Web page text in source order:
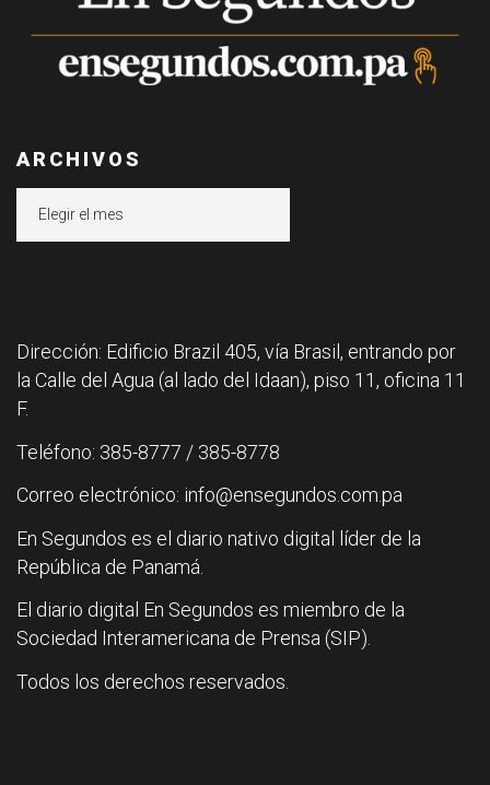
ARCHIVOS
Dirección: Edificio Brazil 405, vía Brasil, entrando por
la Calle del Agua (al lado del Idaan), piso 11, oficina 11
F.
Teléfono: 385-8777 / 385-8778
Correo electrónico: info@ensegundos.com.pa
En Segundos es el diario nativo digital líder de la
República de Panamá.
El diario digital En Segundos es miembro de la
Sociedad Interamericana de Prensa (SIP).
Todos los derechos reservados.